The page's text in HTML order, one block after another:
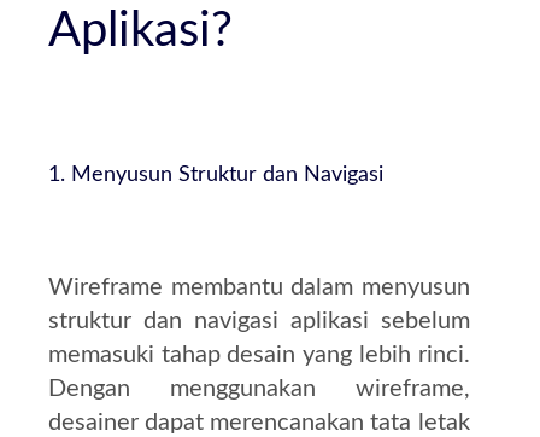
Aplikasi?
1. Menyusun Struktur dan Navigasi
Wireframe membantu dalam menyusun
struktur dan navigasi aplikasi sebelum
memasuki tahap desain yang lebih rinci.
Dengan menggunakan wireframe,
desainer dapat merencanakan tata letak